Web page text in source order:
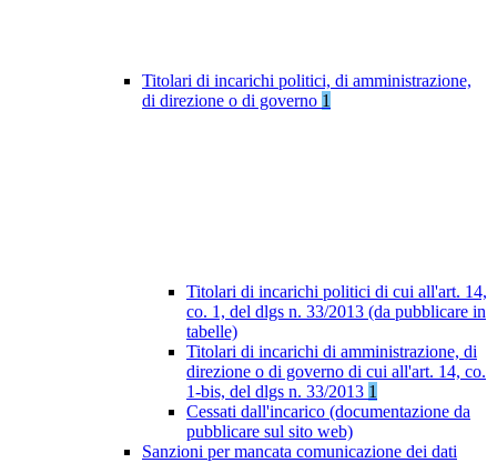
Titolari di incarichi politici, di amministrazione,
di direzione o di governo 1
Titolari di incarichi politici di cui all'art. 14,
co. 1, del dlgs n. 33/2013 (da pubblicare in
tabelle)
Titolari di incarichi di amministrazione, di
direzione o di governo di cui all'art. 14, co.
1-bis, del dlgs n. 33/2013 1
Cessati dall'incarico (documentazione da
pubblicare sul sito web)
Sanzioni per mancata comunicazione dei dati